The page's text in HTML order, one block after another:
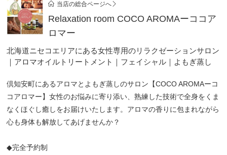
当店の総合ページへ
Relaxation room COCO AROMAーココア
ロマー
北海道ニセコエリアにある女性専用のリラクゼーションサロン
｜アロマオイルトリートメント｜フェイシャル｜よもぎ蒸し
倶知安町にあるアロマとよもぎ蒸しのサロン【COCO AROMAーコ
コアロマー】女性のお悩みに寄り添い、熟練した技術で全身をくま
なくほぐし癒しをお届けいたします。アロマの香りに包まれながら
心も身体も解放してあげませんか？
◆完全予約制